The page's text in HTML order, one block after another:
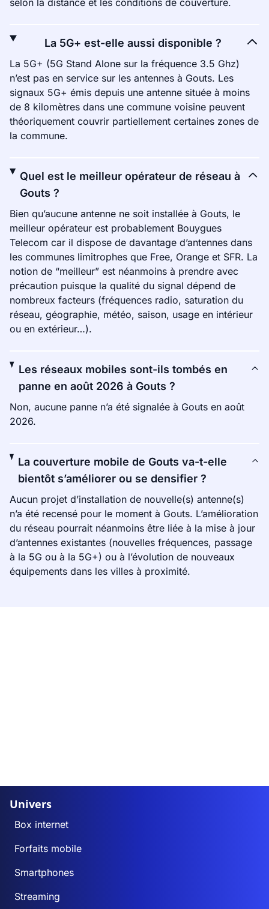
selon la distance et les conditions de couverture.
La 5G+ est-elle aussi disponible ?
La 5G+ (5G Stand Alone sur la fréquence 3.5 Ghz)
n’est pas en service sur les antennes à Gouts. Les
signaux 5G+ émis depuis une antenne située à moins
de 8 kilomètres dans une commune voisine peuvent
théoriquement couvrir partiellement certaines zones de
la commune.
Quel est le meilleur opérateur de réseau à
Gouts ?
Bien qu’aucune antenne ne soit installée à Gouts, le
meilleur opérateur est probablement Bouygues
Telecom car il dispose de davantage d’antennes dans
les communes limitrophes que Free, Orange et SFR. La
notion de “meilleur” est néanmoins à prendre avec
précaution puisque la qualité du signal dépend de
nombreux facteurs (fréquences radio, saturation du
réseau, géographie, météo, saison, usage en intérieur
ou en extérieur…).
Les réseaux mobiles sont-ils tombés en
panne en août 2026 à Gouts ?
Non, aucune panne n’a été signalée à Gouts en août
2026.
La couverture mobile de Gouts va-t-elle
bientôt s’améliorer ou se densifier ?
Aucun projet d’installation de nouvelle(s) antenne(s)
n’a été recensé pour le moment à Gouts. L’amélioration
du réseau pourrait néanmoins être liée à la mise à jour
d’antennes existantes (nouvelles fréquences, passage
à la 5G ou à la 5G+) ou à l’évolution de nouveaux
équipements dans les villes à proximité.
Univers
Box internet
Forfaits mobile
Smartphones
Streaming